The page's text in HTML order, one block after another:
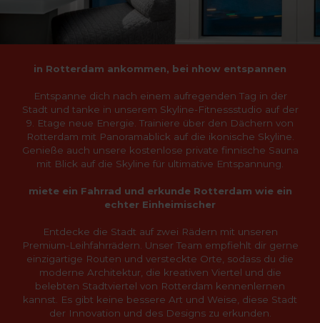
in Rotterdam ankommen, bei nhow entspannen
Entspanne dich nach einem aufregenden Tag in der
Stadt und tanke in unserem Skyline-Fitnessstudio auf der
9. Etage neue Energie. Trainiere über den Dächern von
Rotterdam mit Panoramablick auf die ikonische Skyline.
Genieße auch unsere kostenlose private finnische Sauna
mit Blick auf die Skyline für ultimative Entspannung.
miete ein Fahrrad und erkunde Rotterdam wie ein
echter Einheimischer
Entdecke die Stadt auf zwei Rädern mit unseren
Premium-Leihfahrrädern. Unser Team empfiehlt dir gerne
einzigartige Routen und versteckte Orte, sodass du die
moderne Architektur, die kreativen Viertel und die
belebten Stadtviertel von Rotterdam kennenlernen
kannst. Es gibt keine bessere Art und Weise, diese Stadt
der Innovation und des Designs zu erkunden.